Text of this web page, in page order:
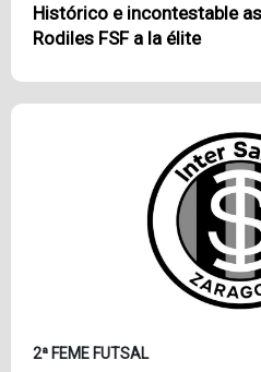
Histórico e incontestable
Rodiles FSF a la élite
2ª FEME FUTSAL